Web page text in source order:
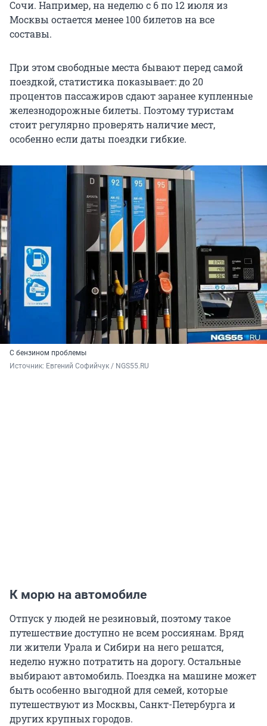
Сочи. Например, на неделю с 6 по 12 июляиз
Москвы остается менее 100 билетов на все
составы.
При этом свободные места бывают перед самой
поездкой, статистика показывает: до 20
процентов пассажиров сдают заранее купленные
железнодорожные билеты. Поэтому туристам
стоит регулярно проверять наличие мест,
особенно если даты поездки гибкие.
С бензином проблемы
Источник: Евгений Софийчук / NGS55.RU
К морю на автомобиле
Отпуск у людей не резиновый, поэтому такое
путешествие доступно не всем россиянам. Вряд
ли жители Урала и Сибири на него решатся,
неделю нужно потратить на дорогу. Остальные
выбирают автомобиль. Поездка на машине может
быть особенно выгодной для семей, которые
путешествуют из Москвы, Санкт-Петербурга и
других крупных городов.